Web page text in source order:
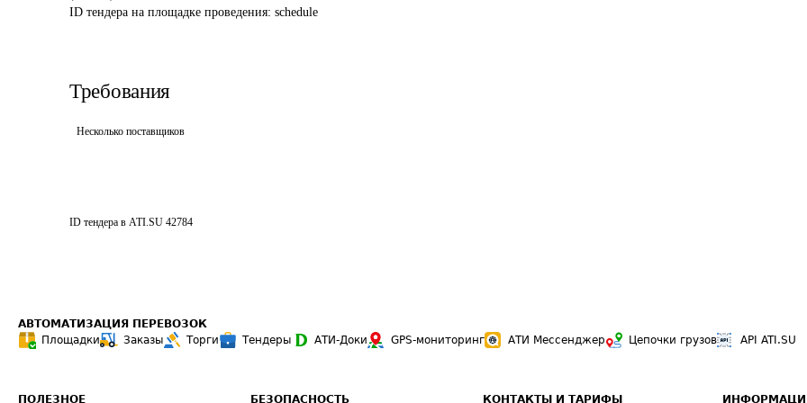
ID тендера на площадке проведения: schedule
Требования
Несколько поставщиков
ID тендера в ATI.SU 42784
АВТОМАТИЗАЦИЯ ПЕРЕВОЗОК
Площадки
Заказы Торги Тендеры АТИ-Доки GPS-мониторинг АТИ Мессенджер Цепочки грузов API ATI.SU
ПОЛЕЗНОЕ БЕЗОПАСНОСТЬ КОНТАКТЫ И ТАРИФЫ